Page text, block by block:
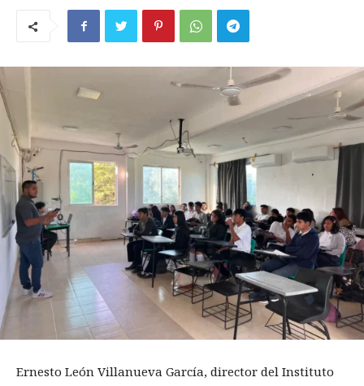
Ernesto León Villanueva García, director del Instituto